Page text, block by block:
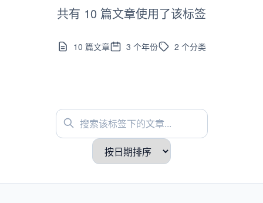
共有 10 篇文章使用了该标签
10 篇文章 3 个年份 2 个分类